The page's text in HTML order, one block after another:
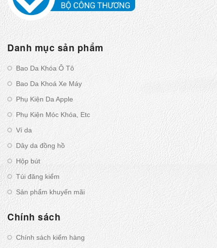
Danh mục sản phẩm
Bao Da Khóa Ô Tô
Bao Da Khoá Xe Máy
Phụ Kiện Da Apple
Phụ Kiện Móc Khóa, Etc
Ví da
Dây da đồng hồ
Hộp bút
Túi đăng kiểm
Sản phẩm khuyến mãi
Chính sách
Chính sách kiểm hàng